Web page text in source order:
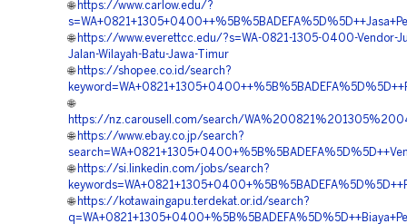
🌐 https://www.carlow.edu/?
🌐 https://www.everettcc.edu/?s=WA-0821-1305-0400-Vendor-
Jalan-Wilayah-Batu-Jawa-Timur
🌐 https://shopee.co.id/search?
🌐
https://nz.carousell.com/search/
🌐 https://www.ebay.co.jp/search?
🌐 https://si.linkedin.com/jobs/search?
🌐 https://kotawaingapu.terdekat.or.id/search?